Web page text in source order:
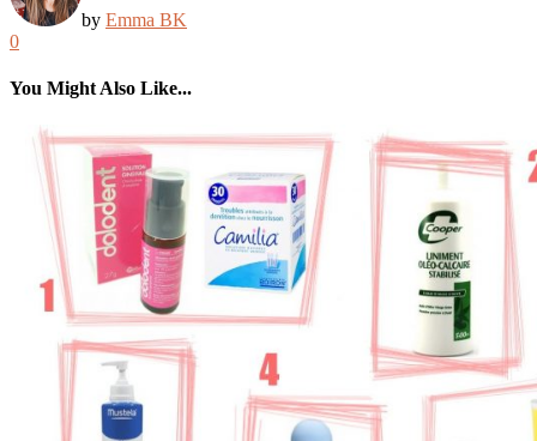
by Emma BK
0
You Might Also Like...